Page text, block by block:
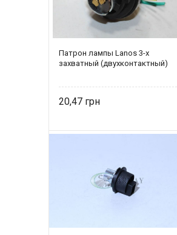
Патрон лампы Lanos 3-х
захватный (двухконтактный)
20,47